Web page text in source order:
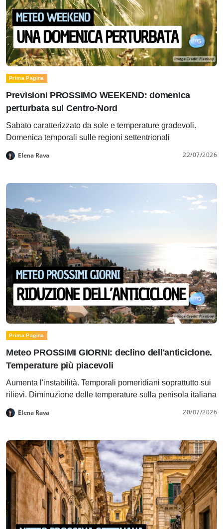
Prima Pagina
Previsioni PROSSIMO WEEKEND: domenica
perturbata sul Centro-Nord
Sabato caratterizzato da sole e temperature gradevoli.
Domenica temporali sulle regioni settentrionali
Elena Rava 22/07/2026
Prima Pagina
Meteo PROSSIMI GIORNI: declino dell'anticiclone.
Temperature più piacevoli
Aumenta l'instabilità. Temporali pomeridiani soprattutto sui
rilievi. Diminuzione delle temperature sulla penisola italiana
Elena Rava 20/07/2026